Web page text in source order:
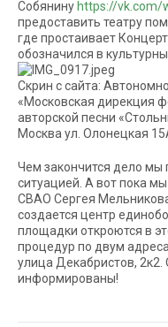
Собянину https://vk.com/
предоставить театру
где простаивает
обозначился в
Скрин с сайта:
«Московская дирекция
авторской песни
Москва ул. Олонецкая
Чем закончится дело мы
ситуацией. А вот пока
СВАО Сергея
создается центр
площадки откроются в
процедур по двум
улица Декабристов,
информированы!